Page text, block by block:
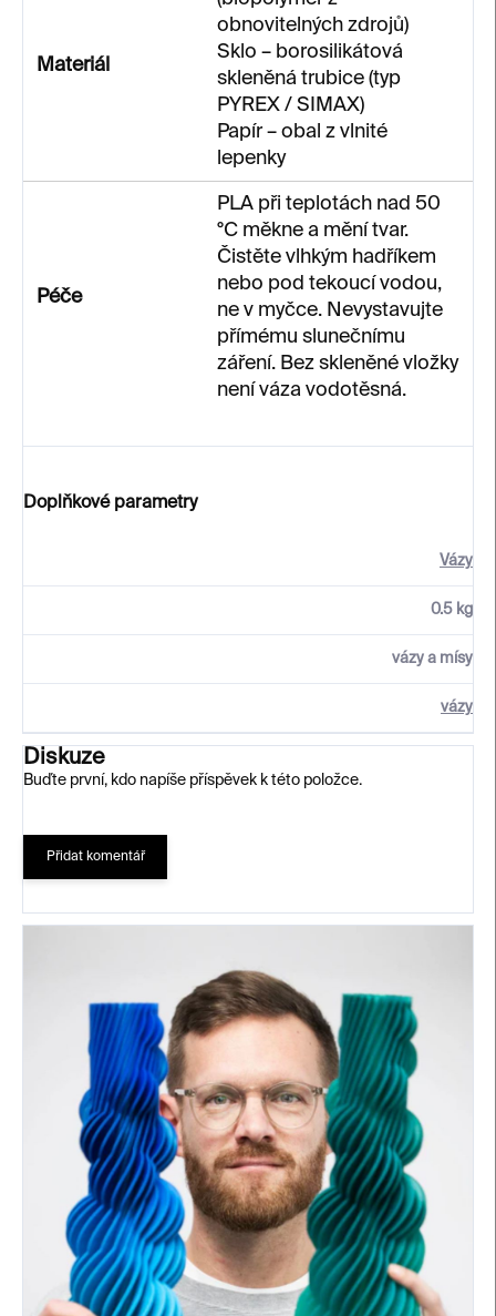
Materiál
obnovitelných zdrojů)
Sklo – borosilikátová
skleněná trubice (typ
PYREX / SIMAX)
Papír – obal z vlnité
lepenky
Péče
PLA při teplotách nad 50
°C měkne a mění tvar.
Čistěte vlhkým hadříkem
nebo pod tekoucí vodou,
ne v myčce. Nevystavujte
přímému slunečnímu
záření. Bez skleněné vložky
není váza vodotěsná.
Doplňkové parametry
Vázy
0.5 kg
vázy a mísy
vázy
Diskuze
Buďte první, kdo napíše příspěvek k této položce.
Přidat komentář